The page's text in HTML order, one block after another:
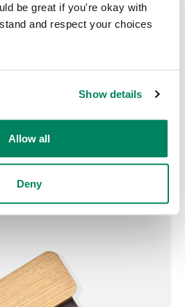
be great if you're okay with
and respect your choices
Show details
Allow all
Deny
oma työtilasi
kun haluat.